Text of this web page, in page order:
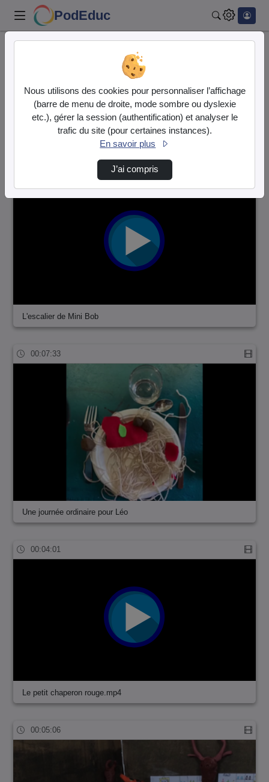
PodEduc
20 vidéos trouvées
Audio Vidéo
Direction de tri
L'escalier de Mini Bob
00:07:33
Une journée ordinaire pour Léo
00:04:01
Le petit chaperon rouge.mp4
00:05:06
Nous utilisons des cookies pour personnaliser l’affichage
(barre de menu de droite, mode sombre ou dyslexie
etc.), gérer la session (authentification) et analyser le
trafic du site (pour certaines instances).
En savoir plus
J’ai compris